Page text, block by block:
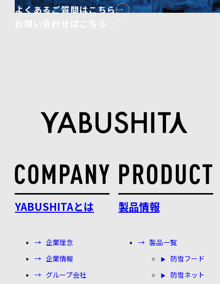
よくあるご質問はこちら
YABUSHITAとは
企業理念
企業情報
グループ会社
製品情報
製品一覧
防雪フード
防雪ネット